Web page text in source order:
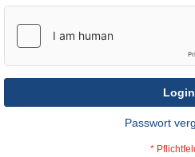
Login
Passwort